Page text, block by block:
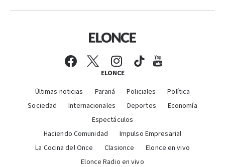
ELONCE
Últimas noticias Paraná Policiales
Política
Sociedad
Internacionales Deportes
Economía
Espectáculos
Haciendo Comunidad
Impulso Empresarial
La Cocina del Once
Clasionce
Elonce en vivo
Elonce Radio en vivo